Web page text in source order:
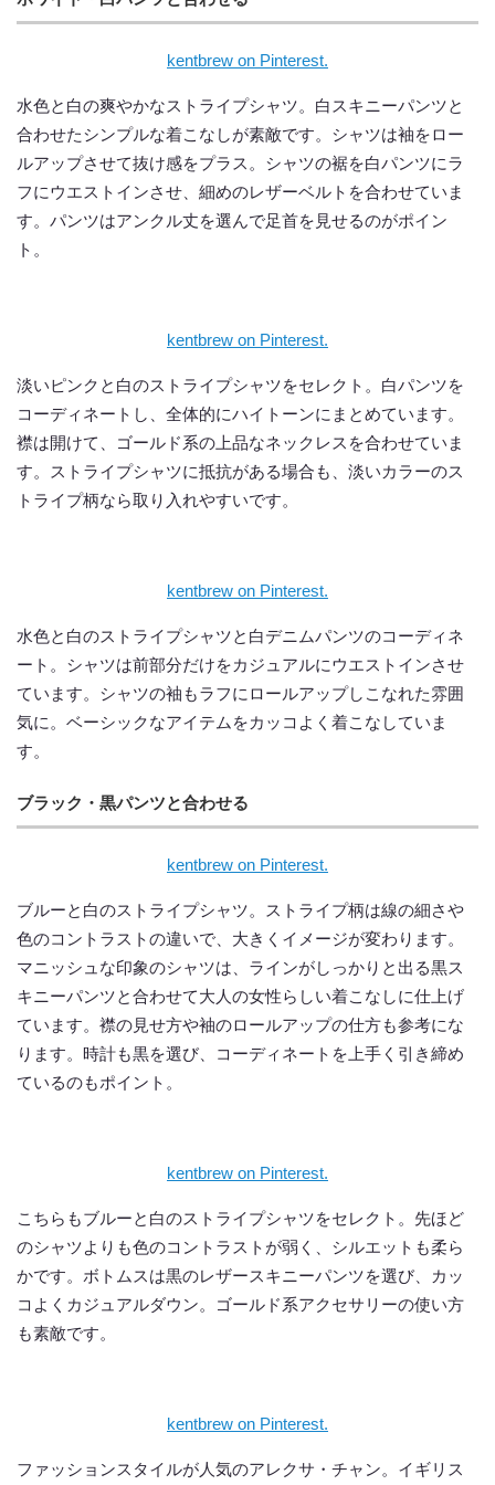
kentbrew on Pinterest.
水色と白の爽やかなストライプシャツ。白スキニーパンツと
合わせたシンプルな着こなしが素敵です。シャツは袖をロー
ルアップさせて抜け感をプラス。シャツの裾を白パンツにラ
フにウエストインさせ、細めのレザーベルトを合わせていま
す。パンツはアンクル丈を選んで足首を見せるのがポイン
ト。
kentbrew on Pinterest.
淡いピンクと白のストライプシャツをセレクト。白パンツを
コーディネートし、全体的にハイトーンにまとめています。
襟は開けて、ゴールド系の上品なネックレスを合わせていま
す。ストライプシャツに抵抗がある場合も、淡いカラーのス
トライプ柄なら取り入れやすいです。
kentbrew on Pinterest.
水色と白のストライプシャツと白デニムパンツのコーディネ
ート。シャツは前部分だけをカジュアルにウエストインさせ
ています。シャツの袖もラフにロールアップしこなれた雰囲
気に。ベーシックなアイテムをカッコよく着こなしていま
す。
ブラック・黒パンツと合わせる
kentbrew on Pinterest.
ブルーと白のストライプシャツ。ストライプ柄は線の細さや
色のコントラストの違いで、大きくイメージが変わります。
マニッシュな印象のシャツは、ラインがしっかりと出る黒ス
キニーパンツと合わせて大人の女性らしい着こなしに仕上げ
ています。襟の見せ方や袖のロールアップの仕方も参考にな
ります。時計も黒を選び、コーディネートを上手く引き締め
ているのもポイント。
kentbrew on Pinterest.
こちらもブルーと白のストライプシャツをセレクト。先ほど
のシャツよりも色のコントラストが弱く、シルエットも柔ら
かです。ボトムスは黒のレザースキニーパンツを選び、カッ
コよくカジュアルダウン。ゴールド系アクセサリーの使い方
も素敵です。
kentbrew on Pinterest.
ファッションスタイルが人気のアレクサ・チャン。イギリス